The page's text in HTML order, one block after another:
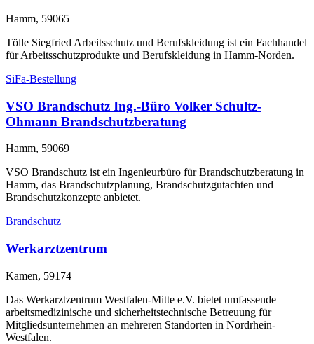
Hamm, 59065
Tölle Siegfried Arbeitsschutz und Berufskleidung ist ein Fachhandel
für Arbeitsschutzprodukte und Berufskleidung in Hamm-Norden.
SiFa-Bestellung
VSO Brandschutz Ing.-Büro Volker Schultz-
Ohmann Brandschutzberatung
Hamm, 59069
VSO Brandschutz ist ein Ingenieurbüro für Brandschutzberatung in
Hamm, das Brandschutzplanung, Brandschutzgutachten und
Brandschutzkonzepte anbietet.
Brandschutz
Werkarztzentrum
Kamen, 59174
Das Werkarztzentrum Westfalen-Mitte e.V. bietet umfassende
arbeitsmedizinische und sicherheitstechnische Betreuung für
Mitgliedsunternehmen an mehreren Standorten in Nordrhein-
Westfalen.